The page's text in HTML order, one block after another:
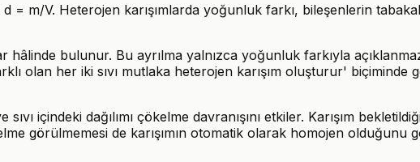
m/V. Heterojen karışımlarda yoğunluk farkı, bileşenlerin
hâlinde bulunur. Bu ayrılma yalnızca yoğunluk farkıyla
olan her iki sıvı mutlaka heterojen karışım oluşturur' biçiminde
içindeki dağılımı çökelme davranışını etkiler. Karışım
görülmemesi de karışımın otomatik olarak homojen olduğunu